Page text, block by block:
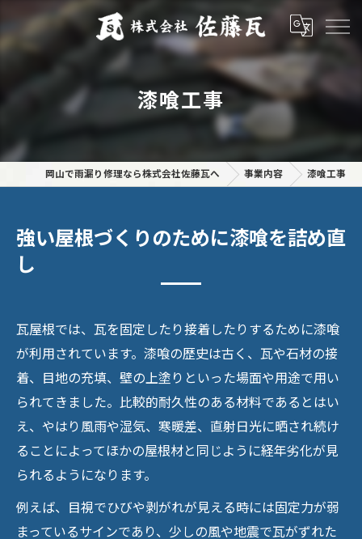
漆喰工事
岡山で雨漏り修理なら株式会社佐藤瓦へ 事業内容 漆喰工事
強い屋根づくりのために漆喰を詰め直
し
瓦屋根では、瓦を固定したり接着したりするために漆喰
が利用されています。漆喰の歴史は古く、瓦や石材の接
着、目地の充填、壁の上塗りといった場面や用途で用い
られてきました。比較的耐久性のある材料であるとはい
え、やはり風雨や湿気、寒暖差、直射日光に晒され続け
ることによってほかの屋根材と同じように経年劣化が見
られるようになります。
例えば、目視でひびや剥がれが見える時には固定力が弱
まっているサインであり、少しの風や地震で瓦がずれた